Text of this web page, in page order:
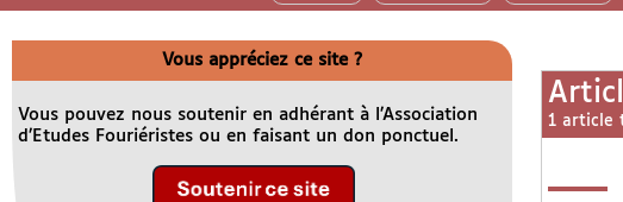
1 article
Vous appréciez ce site ?
Vous pouvez nous soutenir en adhérant à l’Association
d’Etudes Fouriéristes ou en faisant un don ponctuel.